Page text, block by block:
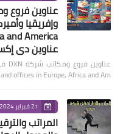
عناوين دي
offices in Europe, Africa and Am…
21 فبراير 2024